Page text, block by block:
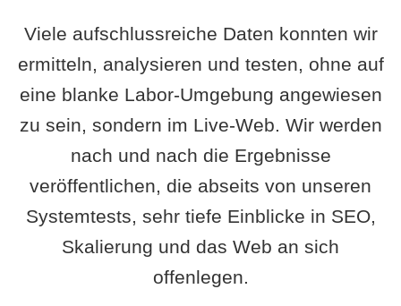
Viele aufschlussreiche Daten konnten wir
ermitteln, analysieren und testen, ohne auf
eine blanke Labor-Umgebung angewiesen
zu sein, sondern im Live-Web. Wir werden
nach und nach die Ergebnisse
veröffentlichen, die abseits von unseren
Systemtests, sehr tiefe Einblicke in SEO,
Skalierung und das Web an sich
offenlegen.